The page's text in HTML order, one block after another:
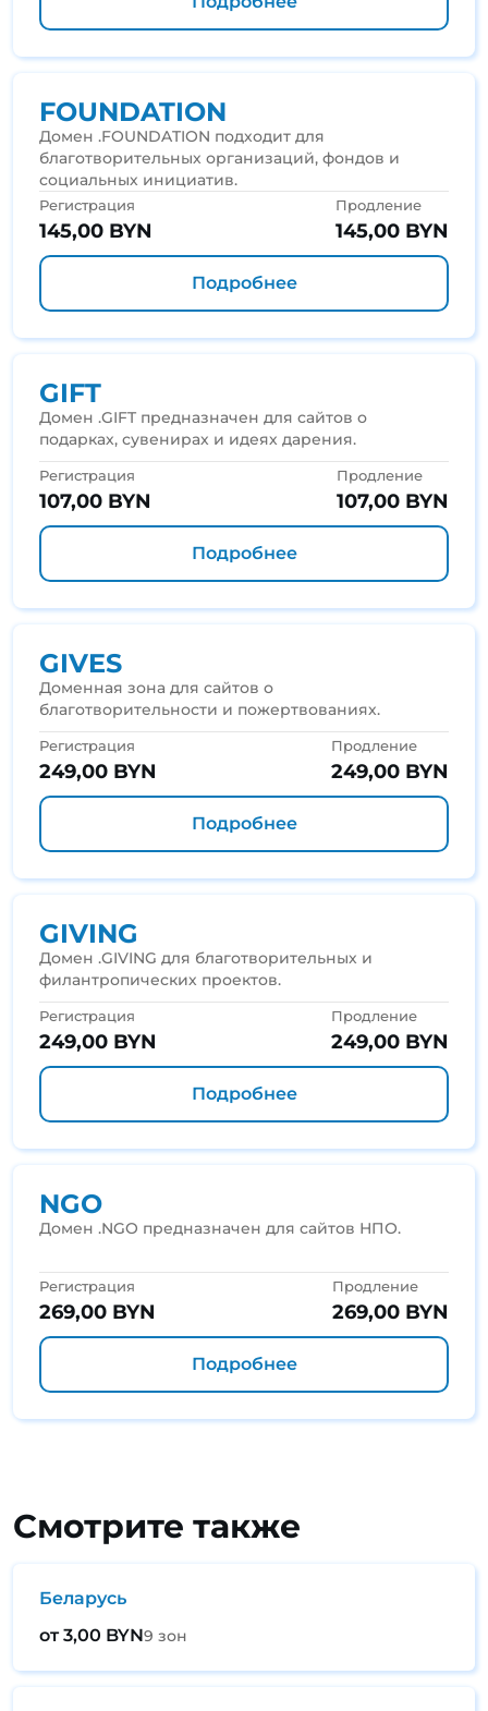
FOUNDATION
Домен .FOUNDATION подходит для
благотворительных организаций, фондов и
социальных инициатив.
Регистрация
145,00 BYN
Продление
145,00 BYN
Подробнее
GIFT
Домен .GIFT предназначен для сайтов о
подарках, сувенирах и идеях дарения.
Регистрация
107,00 BYN
Продление
107,00 BYN
Подробнее
GIVES
Доменная зона для сайтов о
благотворительности и пожертвованиях.
Регистрация
249,00 BYN
Продление
249,00 BYN
Подробнее
GIVING
Домен .GIVING для благотворительных и
филантропических проектов.
Регистрация
249,00 BYN
Продление
249,00 BYN
Подробнее
NGO
Домен .NGO предназначен для сайтов НПО.
Регистрация
269,00 BYN
Продление
269,00 BYN
Подробнее
Смотрите также
Беларусь
от 3,00 BYN9 зон